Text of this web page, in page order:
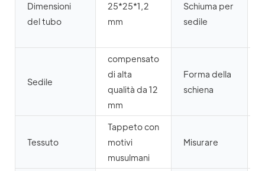
Dimensioni
del tubo
25*25*1,2
mm
Schiuma per
sedile
Sedile
compensato
di alta
qualità da 12
mm
Forma della
schiena
Tessuto
Tappeto con
motivi
musulmani
Misurare